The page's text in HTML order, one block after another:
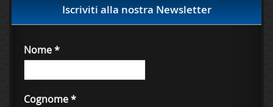
Iscriviti alla nostra Newsletter
Nome*
Cognome*